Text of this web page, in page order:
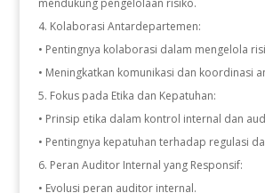
mendukung pengelolaan risiko.
4. Kolaborasi Antardepartemen:
• Pentingnya kolaborasi dalam mengelola
• Meningkatkan komunikasi dan koordinasi
5. Fokus pada Etika dan Kepatuhan:
• Prinsip etika dalam kontrol internal dan
• Pentingnya kepatuhan terhadap regulasi
6. Peran Auditor Internal yang Responsif:
• Evolusi peran auditor internal.